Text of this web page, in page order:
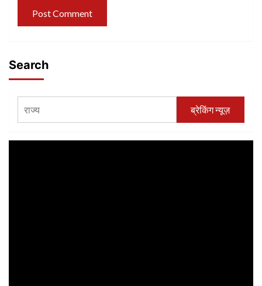
Search
ब्रेकिंग न्यूज़